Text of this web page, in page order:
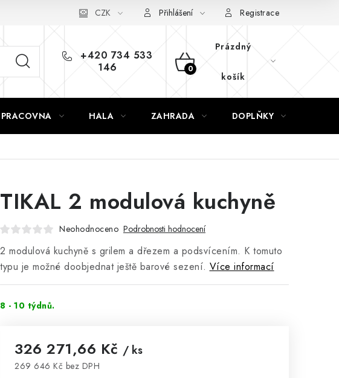
CZK Přihlášení Registrace
+420 734 533
146
NÁKUPNÍ
Prázdný
košík
PRACOVNA HALA ZAHRADA DOPLŇKY
TIKAL 2 modulová kuchyně
Neohodnoceno Podrobnosti hodnocení
2 modulová kuchyně s grilem a dřezem a podsvícením. K tomuto
typu je možné doobjednat ještě barové sezení. Více informací
8 - 10 týdnů.
326 271,66 Kč / ks
269 646 Kč bez DPH